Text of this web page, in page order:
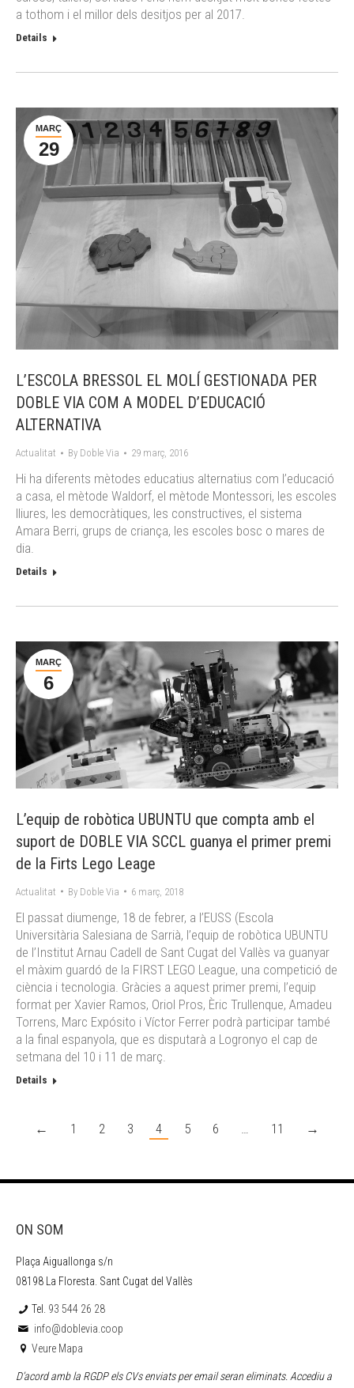
a tothom i el millor dels desitjos per al 2017.
Details
MARÇ
29
L’ESCOLA BRESSOL EL MOLÍ GESTIONADA PER
DOBLE VIA COM A MODEL D’EDUCACIÓ
ALTERNATIVA
Actualitat By Doble Via 29 març, 2016
Hi ha diferents mètodes educatius alternatius com l’educació
a casa, el mètode Waldorf, el mètode Montessori, les escoles
lliures, les democràtiques, les constructives, el sistema
Amara Berri, grups de criança, les escoles bosc o mares de
dia.
Details
MARÇ
6
L’equip de robòtica UBUNTU que compta amb el
suport de DOBLE VIA SCCL guanya el primer premi
de la Firts Lego Leage
Actualitat By Doble Via 6 març, 2018
El passat diumenge, 18 de febrer, a l’EUSS (Escola
Universitària Salesiana de Sarrià, l’equip de robòtica UBUNTU
de l’Institut Arnau Cadell de Sant Cugat del Vallès va guanyar
el màxim guardó de la FIRST LEGO League, una competició de
ciència i tecnologia. Gràcies a aquest primer premi, l’equip
format per Xavier Ramos, Oriol Pros, Èric Trullenque, Amadeu
Torrens, Marc Expósito i Víctor Ferrer podrà participar també
a la final espanyola, que es disputarà a Logronyo el cap de
setmana del 10 i 11 de març.
Details
← 1 2 3 4 5 6 11 →
ON SOM
Plaça Aiguallonga s/n
08198 La Floresta. Sant Cugat del Vallès
Tel. 93 544 26 28
info@doblevia.coop
Veure Mapa
D’acord amb la RGDP els CVs enviats per email seran eliminats. Accediu a